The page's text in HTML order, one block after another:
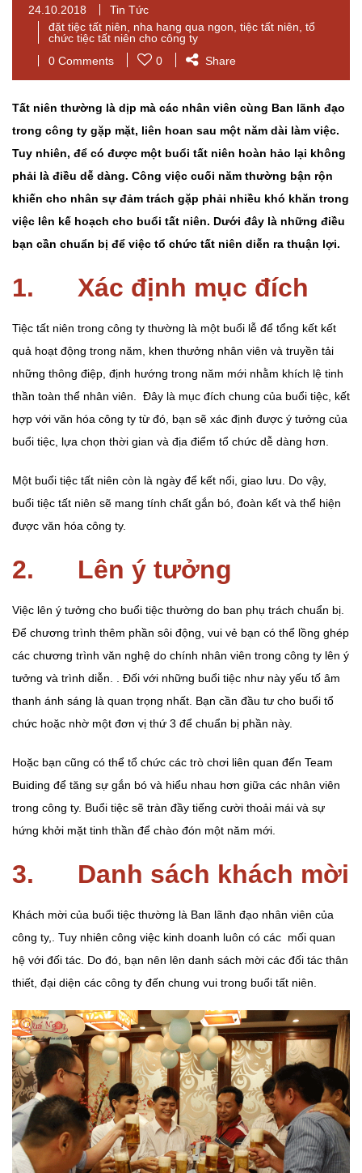
24.10.2018
Tin Tức
đặt tiệc tất niên
nha hang qua ngon tiệc tất niên tổ
chức tiệc tất niên cho công ty
0 Comments
0 Share
Tất niên thường là dịp mà các nhân viên cùng Ban lãnh đạo
trong công ty gặp mặt, liên hoan sau một năm dài làm việc.
Tuy nhiên, để có được một buổi tất niên hoàn hảo lại không
phải là điều dễ dàng. Công việc cuối năm thường bận rộn
khiến cho nhân sự đảm trách gặp phải nhiều khó khăn trong
việc lên kế hoạch cho buổi tất niên. Dưới đây là những điều
bạn cần chuẩn bị để việc tổ chức tất niên diễn ra thuận lợi.
1. Xác định mục đích
Tiệc tất niên trong công ty thường là một buổi lễ để tổng kết kết
quả hoạt động trong năm, khen thưởng nhân viên và truyền tải
những thông điệp, định hướng trong năm mới nhằm khích lệ tinh
thần toàn thể nhân viên. Đây là mục đích chung của buổi tiệc, kết
hợp với văn hóa công ty từ đó, bạn sẽ xác định được ý tưởng của
buổi tiệc, lựa chọn thời gian và địa điểm tổ chức dễ dàng hơn.
Một buổi tiệc tất niên còn là ngày để kết nối, giao lưu. Do vậy,
buổi tiệc tất niên sẽ mang tính chất gắn bó, đoàn kết và thể hiện
được văn hóa công ty.
2. Lên ý tưởng
Việc lên ý tưởng cho buổi tiệc thường do ban phụ trách chuẩn bị.
Để chương trình thêm phần sôi động, vui vẻ bạn có thể lồng ghép
các chương trình văn nghệ do chính nhân viên trong công ty lên ý
tưởng và trình diễn. . Đối với những buổi tiệc như này yếu tố âm
thanh ánh sáng là quan trọng nhất. Bạn cần đầu tư cho buổi tổ
chức hoặc nhờ một đơn vị thứ 3 để chuẩn bị phần này.
Hoặc bạn cũng có thể tổ chức các trò chơi liên quan đến Team
Buiding để tăng sự gắn bó và hiểu nhau hơn giữa các nhân viên
trong công ty. Buổi tiệc sẽ tràn đầy tiếng cười thoải mái và sự
hứng khởi mặt tinh thần để chào đón một năm mới.
3. Danh sách khách mời
Khách mời của buổi tiệc thường là Ban lãnh đạo nhân viên của
công ty,. Tuy nhiên công việc kinh doanh luôn có các mối quan
hệ với đối tác. Do đó, bạn nên lên danh sách mời các đối tác thân
thiết, đại diện các công ty đến chung vui trong buổi tất niên.